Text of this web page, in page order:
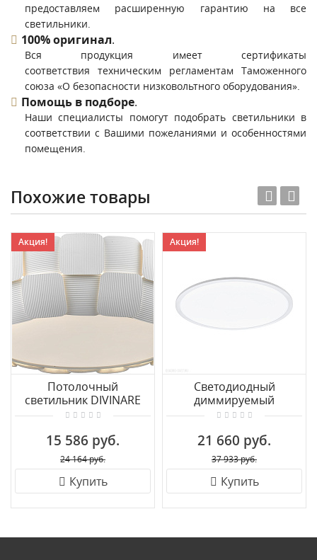
предоставляем расширенную гарантию на все
светильники.
100% оригинал.
Вся продукция имеет сертификаты
соответствия техническим регламентам Таможенного
союза «О безопасности низковольтного оборудования».
Помощь в подборе.
Наши специалисты помогут подобрать светильники в
соответствии с Вашими пожеланиями и особенностями
помещения.
Похожие товары
Акция!
Потолочный
светильник DIVINARE
BEATA 1317/01 PL-4
15 586 руб.
24 164 руб.
Купить
Акция!
Cветодиодный
диммируемый
потолочный светильник
21 660 руб.
37 933 руб.
Купить